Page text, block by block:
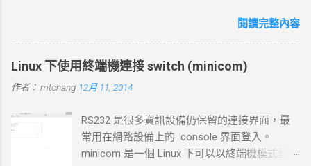
HTTP 請求，根據 URL 設定不同的請求方法（如 GET 、 POST
）。 過程 ： curl 構建 HTTP 請求標頭並附加任何所需的數據
（如表單數據），然後通過已建立的 TCP 連線將請求發送到伺
服器。 結果 ：伺服器接收請求並準備回應，若過程中出現網路
問題，則請求可能中止或失敗。 4. 伺服器處理請求並返回回應
目標 ：伺服器根據請求的 URL 路徑處理並生成對應的回應內
容。 過程 ：伺服器確認請求內容後，由 HTTP 伺服器（如
httpd ）根據需求（例如讀取靜態文件或調用後端服務）生成回
應，並加上適當的 HTTP 狀態碼和標頭。 結果 ：伺服器將回應
路。以目前技術而言要就做最大最廣，否則 就做最小最少，避
X-windows上程式的開發： http://www.wxwidgets.org/
http://tavi.debian.org.tw/index.php?page=wxWindows * 使用
Java在嵌入式系統上的開發 當然如果在學習過程中，有好的工
等著我去讀，但好的工作不是常常有的，一定要把握住好的機
閱讀完整內容
Linux 下使用終端機連接 switch (minicom)
作者： mtchang 12月 11, 2014
RS232 是很多資訊設備仍保留的連接界面，最
常用在網路設備上的 console 界面登入。
minicom 是一個 Linux 下可以以終端機模式登入